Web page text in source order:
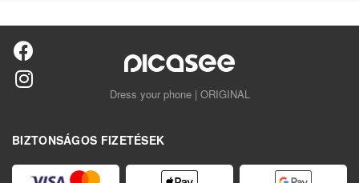
Dress your phone | ORIGINAL
BIZTONSÁGOS FIZETÉSEK